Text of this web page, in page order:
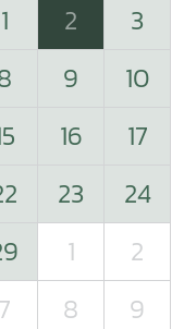
1 2
3
9
10
16
17
23
24
1
2
7 8 9